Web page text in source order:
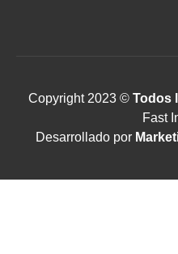
Copyright 2023 © Todos
Fast
Desarrollado por